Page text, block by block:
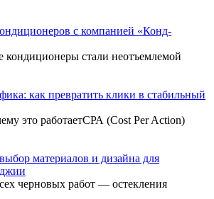
с компанией «Конд-
стали неотъемлемой
как превратить клики в стабильный
это работаетСРА (Cost Per Action)
материалов и дизайна для
черновых работ — остекления